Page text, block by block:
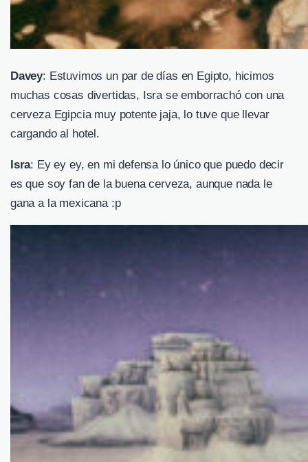
Davey: Estuvimos un par de días en Egipto, hicimos
muchas cosas divertidas, Isra se emborrachó con una
cerveza Egipcia muy potente jaja, lo tuve que llevar
cargando al hotel.
Isra: Ey ey ey, en mi defensa lo único que puedo decir
es que soy fan de la buena cerveza, aunque nada le
gana a la mexicana :p